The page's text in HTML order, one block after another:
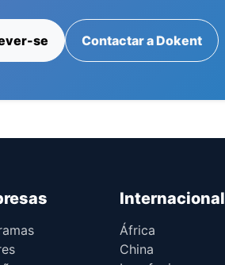
se Contactar a Dokent
Internacional
África
China